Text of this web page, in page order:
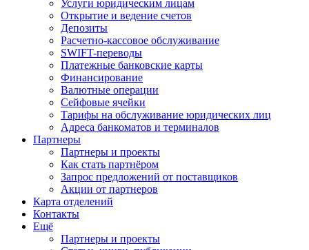
Услуги юридическим лицам
Открытие и ведение счетов
Депозиты
Расчетно-кассовое обслуживание
SWIFT-переводы
Платежные банковские карты
Финансирование
Валютные операции
Сейфовые ячейки
Тарифы на обслуживание юридических лиц
Адреса банкоматов и терминалов
Партнеры
Партнеры и проекты
Как стать партнёром
Запрос предложений от поставщиков
Акции от партнеров
Карта отделений
Контакты
Ещё
Партнеры и проекты